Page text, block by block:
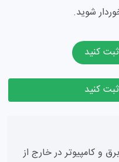
شوید.
کنید
کنید
و کامپیوتر در خارج از